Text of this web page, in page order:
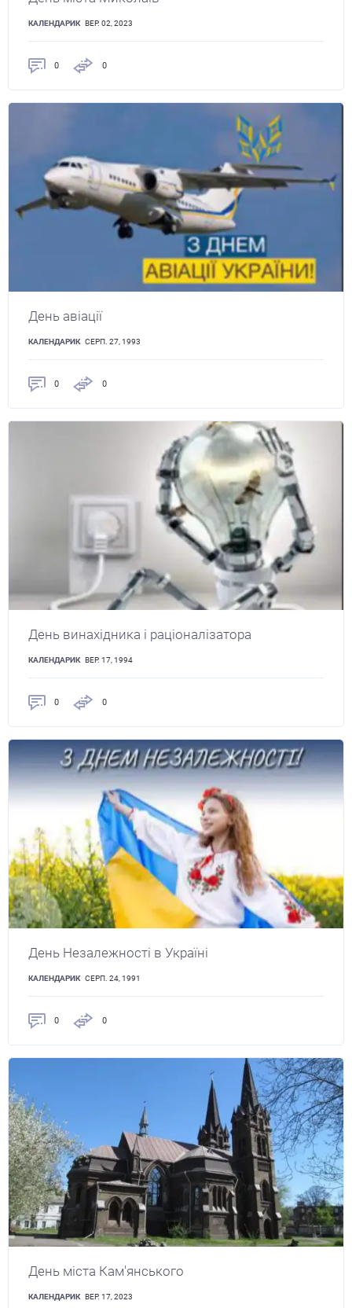
КАЛЕНДАРИК ВЕР. 02, 2023
0 0
День авіації
КАЛЕНДАРИК СЕРП. 27, 1993
0 0
День винахідника і раціоналізатора
КАЛЕНДАРИК ВЕР. 17, 1994
0 0
День Незалежності в Україні
КАЛЕНДАРИК СЕРП. 24, 1991
0 0
День міста Кам'янського
КАЛЕНДАРИК ВЕР. 17, 2023